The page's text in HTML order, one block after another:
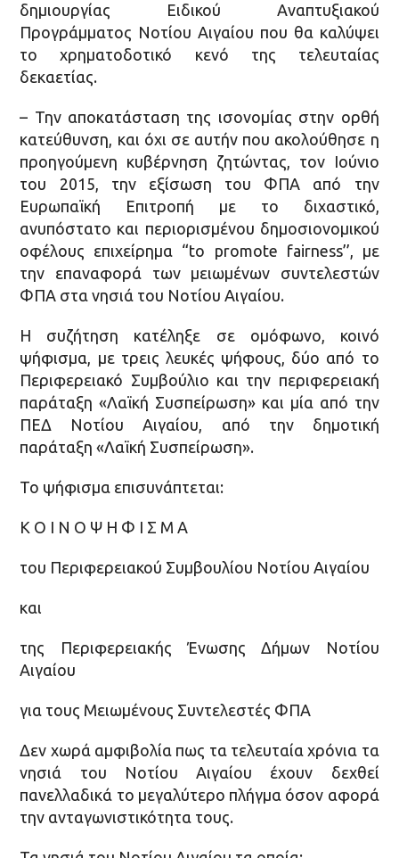
δημιουργίας Ειδικού Αναπτυξιακού
Προγράμματος Νοτίου Αιγαίου που θα καλύψει
το χρηματοδοτικό κενό της τελευταίας
δεκαετίας.
– Την αποκατάσταση της ισονομίας στην ορθή
κατεύθυνση, και όχι σε αυτήν που ακολούθησε η
προηγούμενη κυβέρνηση ζητώντας, τον Ιούνιο
του 2015, την εξίσωση του ΦΠΑ από την
Ευρωπαϊκή Επιτροπή με το διχαστικό,
ανυπόστατο και περιορισμένου δημοσιονομικού
οφέλους επιχείρημα “to promote fairness’’, με
την επαναφορά των μειωμένων συντελεστών
ΦΠΑ στα νησιά του Νοτίου Αιγαίου.
Η συζήτηση κατέληξε σε ομόφωνο, κοινό
ψήφισμα, με τρεις λευκές ψήφους, δύο από το
Περιφερειακό Συμβούλιο και την περιφερειακή
παράταξη «Λαϊκή Συσπείρωση» και μία από την
ΠΕΔ Νοτίου Αιγαίου, από την δημοτική
παράταξη «Λαϊκή Συσπείρωση».
Το ψήφισμα επισυνάπτεται:
Κ Ο Ι Ν Ο Ψ Η Φ Ι Σ Μ Α
του Περιφερειακού Συμβουλίου Νοτίου Αιγαίου
και
της Περιφερειακής Ένωσης Δήμων Νοτίου
Αιγαίου
για τους Μειωμένους Συντελεστές ΦΠΑ
Δεν χωρά αμφιβολία πως τα τελευταία χρόνια τα
νησιά του Νοτίου Αιγαίου έχουν δεχθεί
πανελλαδικά το μεγαλύτερο πλήγμα όσον αφορά
την ανταγωνιστικότητα τους.